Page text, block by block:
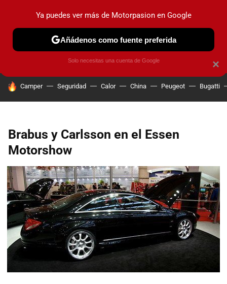
PRUEBAS COCHES ELÉCTRICOS OBSERVATORIO
HOY SE HABLA DE
Camper Seguridad Calor China Peugeot Bugatti
Brabus y Carlsson en el Essen
Motorshow
×
Ya puedes ver más de Motorpasion en Google
Añádenos como fuente preferida
Solo necesitas una cuenta de Google